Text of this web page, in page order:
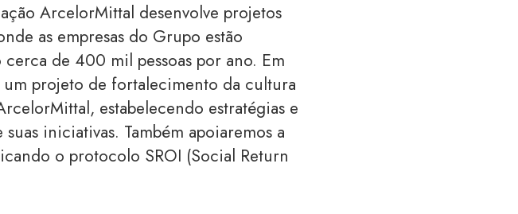
ArcelorMittal desenvolve projetos
as empresas do Grupo estão
de 400 mil pessoas por ano. Em
projeto de fortalecimento da cultura
estabelecendo estratégias e
iniciativas. Também apoiaremos a
o protocolo SROI (Social Return